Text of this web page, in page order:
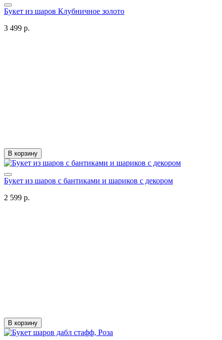
Букет из шаров Клубничное золото
3 499 р.
В корзину
Букет из шаров с бантиками и шариков с декором
2 599 р.
В корзину